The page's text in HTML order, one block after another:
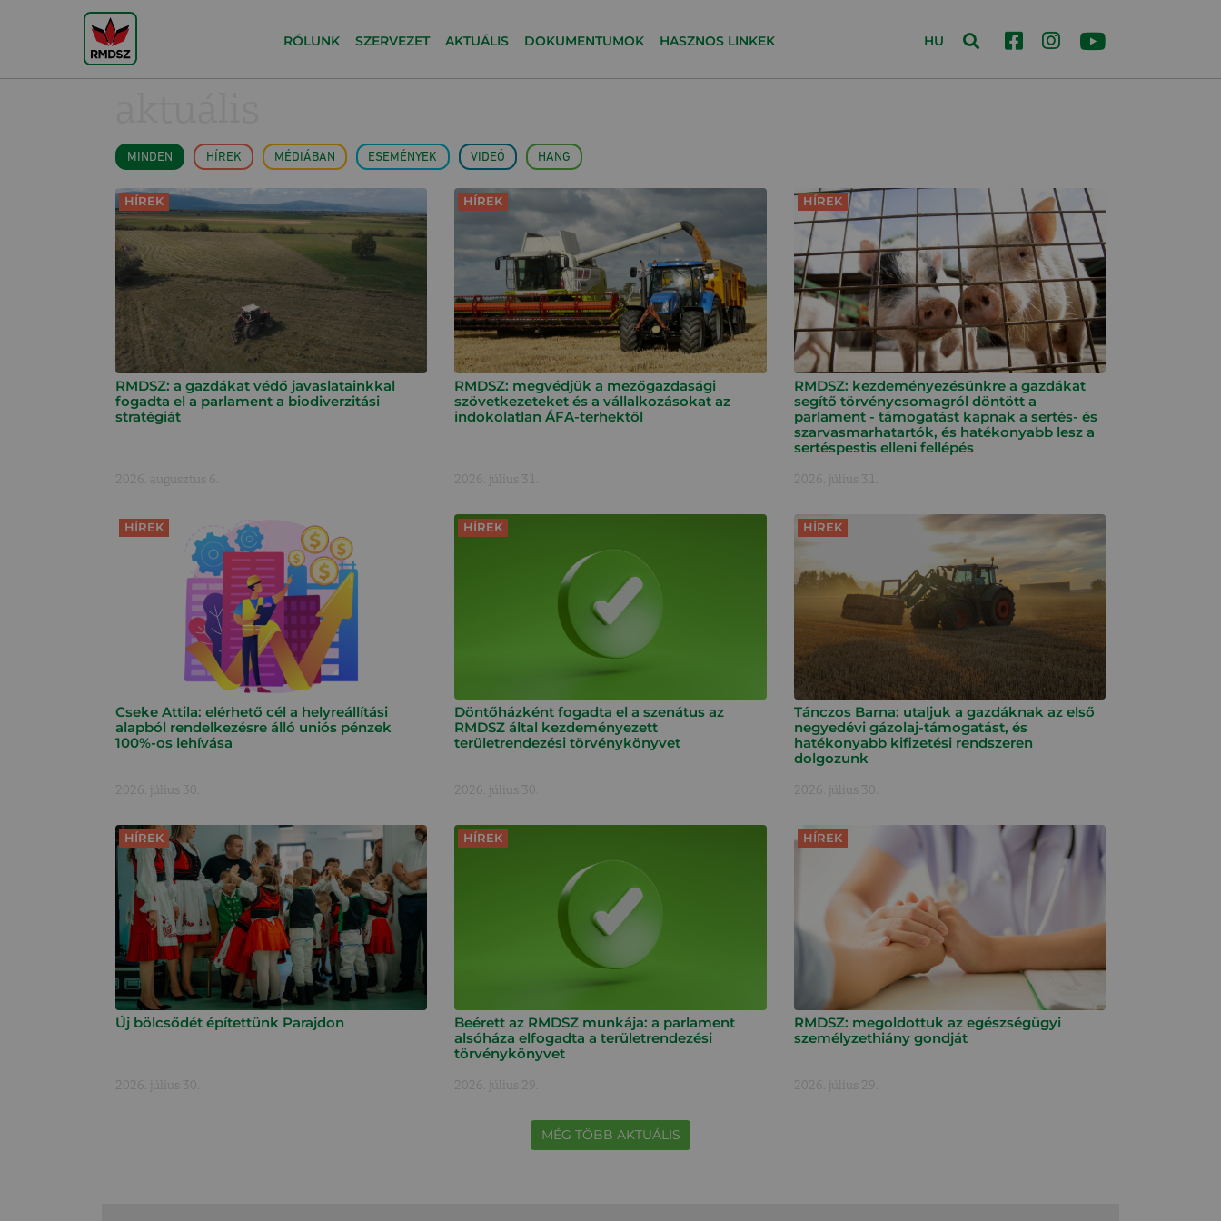
RÓLUNK SZERVEZET AKTUÁLIS DOKUMENTUMOK HASZNOS LINKEK HU
MINDEN HÍREK MÉDIÁBAN ESEMÉNYEK VIDEÓ HANG
HÍREK
RMDSZ: a gazdákat védő javaslatainkkal
fogadta el a parlament a biodiverzitási
stratégiát
2026. augusztus 6.
HÍREK
RMDSZ: megvédjük a mezőgazdasági
szövetkezeteket és a vállalkozásokat az
indokolatlan ÁFA-terhektől
2026. július 31.
HÍREK
RMDSZ: kezdeményezésünkre a gazdákat
segítő törvénycsomagról döntött a
parlament - támogatást kapnak a sertés- és
szarvasmarhatartók, és hatékonyabb lesz a
sertéspestis elleni fellépés
2026. július 31.
HÍREK
Cseke Attila: elérhető cél a helyreállítási
alapból rendelkezésre álló uniós pénzek
100%-os lehívása
2026. július 30.
HÍREK
Döntőházként fogadta el a szenátus az
RMDSZ által kezdeményezett
területrendezési törvénykönyvet
2026. július 30.
HÍREK
Tánczos Barna: utaljuk a gazdáknak az első
negyedévi gázolaj-támogatást, és
hatékonyabb kifizetési rendszeren
dolgozunk
2026. július 30.
HÍREK
Új bölcsődét építettünk Parajdon
2026. július 30.
HÍREK
Beérett az RMDSZ munkája: a parlament
alsóháza elfogadta a területrendezési
törvénykönyvet
2026. július 29.
HÍREK
RMDSZ: megoldottuk az egészségügyi
személyzethiány gondját
2026. július 29.
MÉG TÖBB AKTUÁLIS